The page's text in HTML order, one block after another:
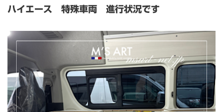
ハイエース 特殊車両 進行状況です